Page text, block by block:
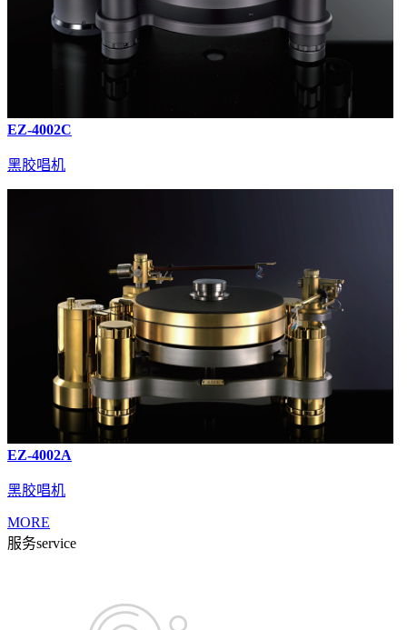
EZ-4002C
黑胶唱机
EZ-4002A
黑胶唱机
MORE
服务service